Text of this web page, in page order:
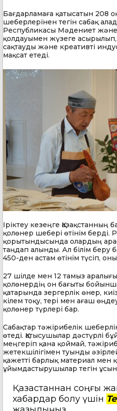
Бағдарламаға қатысатын 208
шеберлерінен тегін сабақ
Республикасы Мәдениет және
қолдауымен жүзеге
сақтауды және креативті
мақсат етеді.
Іріктеу кезеңге Қазақстанның
қолөнер шебері өтінім берді.
қорытындысында олардың
таңдап алынды. Ал білім беру
450-ден астам өтінім түсіп,
27 шілде мен 12 тамыз
қолөнердің он бағыты
қатарында зергерлік өнер,
кілем тоқу, тері мен ағаш
қолөнер түрлері бар.
Сабақтар тәжірибелік
өтеді. Қатысушылар дәстүрлі
меңгеріп қана қоймай,
жетекшілігімен туынды
қажетті барлық материал мен
ұйымдастырушылар тегін
Қазақстаннан соңғы
хабардар болу үшін